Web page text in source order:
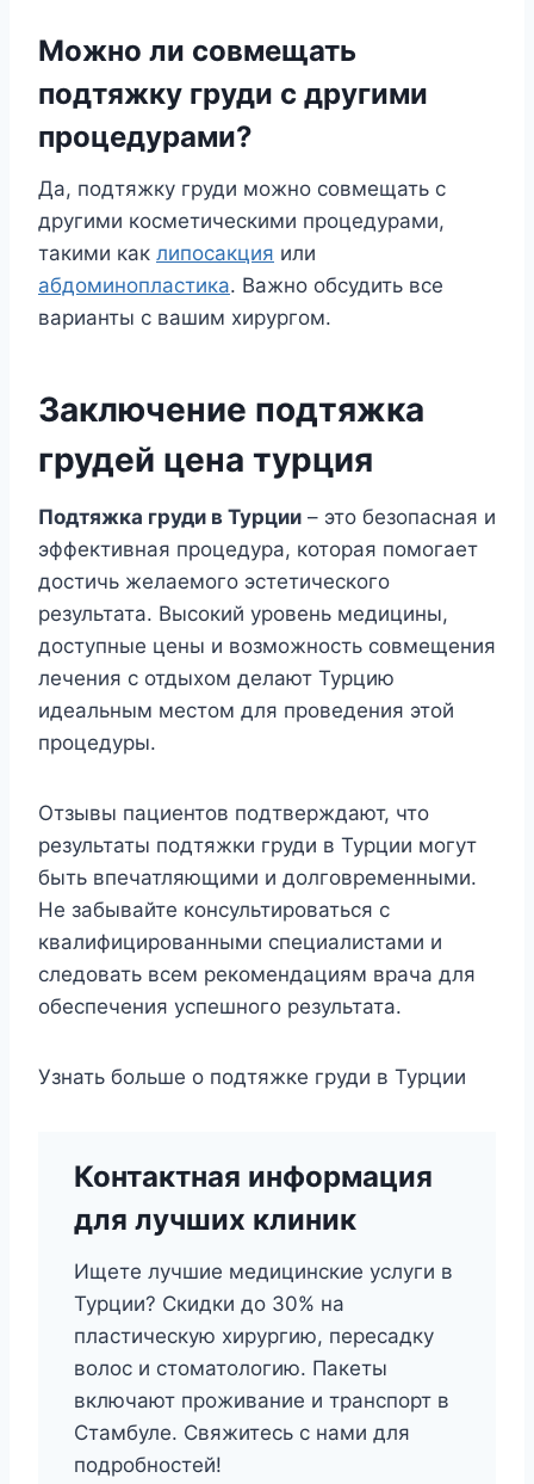
Можно ли совмещать
подтяжку груди с другими
процедурами?
Да, подтяжку груди можно совмещать с
другими косметическими процедурами,
такими как липосакция или
абдоминопластика. Важно обсудить все
варианты с вашим хирургом.
Заключение подтяжка
грудей цена турция
Подтяжка груди в Турции – это безопасная и
эффективная процедура, которая помогает
достичь желаемого эстетического
результата. Высокий уровень медицины,
доступные цены и возможность совмещения
лечения с отдыхом делают Турцию
идеальным местом для проведения этой
процедуры.
Отзывы пациентов подтверждают, что
результаты подтяжки груди в Турции могут
быть впечатляющими и долговременными.
Не забывайте консультироваться с
квалифицированными специалистами и
следовать всем рекомендациям врача для
обеспечения успешного результата.
Узнать больше о подтяжке груди в Турции
Контактная информация
для лучших клиник
Ищете лучшие медицинские услуги в
Турции? Скидки до 30% на
пластическую хирургию, пересадку
волос и стоматологию. Пакеты
включают проживание и транспорт в
Стамбуле. Свяжитесь с нами для
подробностей!